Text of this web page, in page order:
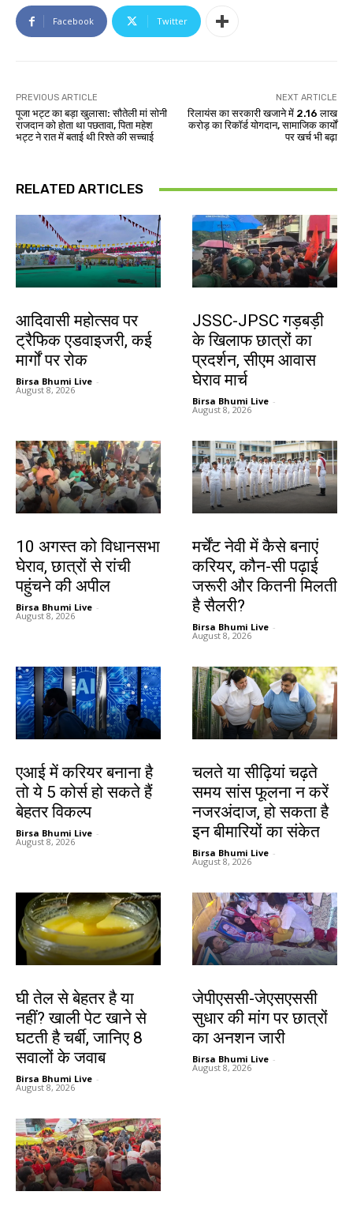
Facebook Twitter
PREVIOUS ARTICLE
पूजा भट्ट का बड़ा खुलासा: सौतेली मां सोनी
राजदान को होता था पछतावा, पिता महेश
भट्ट ने रात में बताई थी रिश्ते की सच्चाई
NEXT ARTICLE
रिलायंस का सरकारी खजाने में ₹2.16 लाख
करोड़ का रिकॉर्ड योगदान, सामाजिक कार्यों
पर खर्च भी बढ़ा
RELATED ARTICLES
आदिवासी महोत्सव पर
ट्रैफिक एडवाइजरी, कई
मार्गों पर रोक
Birsa Bhumi Live -
August 8, 2026
JSSC-JPSC गड़बड़ी
के खिलाफ छात्रों का
प्रदर्शन, सीएम आवास
घेराव मार्च
Birsa Bhumi Live -
August 8, 2026
10 अगस्त को विधानसभा
घेराव, छात्रों से रांची
पहुंचने की अपील
Birsa Bhumi Live -
August 8, 2026
मर्चेंट नेवी में कैसे बनाएं
करियर, कौन-सी पढ़ाई
जरूरी और कितनी मिलती
है सैलरी?
Birsa Bhumi Live -
August 8, 2026
एआई में करियर बनाना है
तो ये 5 कोर्स हो सकते हैं
बेहतर विकल्प
Birsa Bhumi Live -
August 8, 2026
चलते या सीढ़ियां चढ़ते
समय सांस फूलना न करें
नजरअंदाज, हो सकता है
इन बीमारियों का संकेत
Birsa Bhumi Live -
August 8, 2026
घी तेल से बेहतर है या
नहीं? खाली पेट खाने से
घटती है चर्बी, जानिए 8
सवालों के जवाब
Birsa Bhumi Live -
August 8, 2026
जेपीएससी-जेएसएससी
सुधार की मांग पर छात्रों
का अनशन जारी
Birsa Bhumi Live -
August 8, 2026